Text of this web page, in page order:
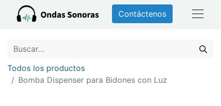
Contáctenos
Todos los productos
Bomba Dispenser para Bidones con Luz